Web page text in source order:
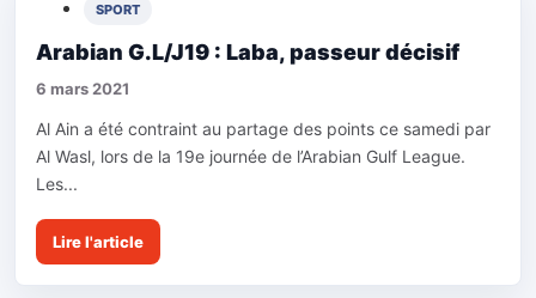
SPORT
Arabian G.L/J19 : Laba, passeur décisif
6 mars 2021
Al Ain a été contraint au partage des points ce samedi par
Al Wasl, lors de la 19e journée de l’Arabian Gulf League.
Les...
Lire l'article